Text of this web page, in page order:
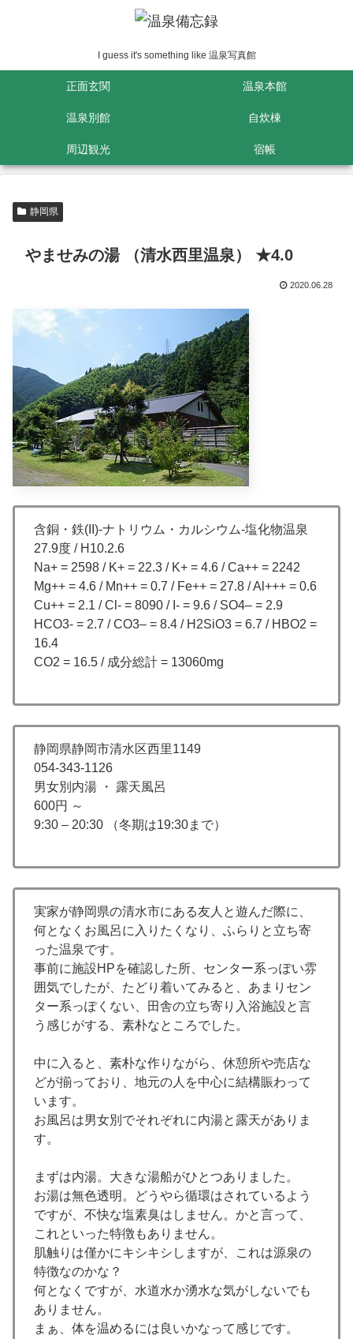
I guess it's something like 温泉写真館
正面玄関 温泉本館
温泉別館 自炊棟
周辺観光 宿帳
静岡県
やませみの湯 （清水西里温泉） ★4.0
2020.06.28
含銅・鉄(II)-ナトリウム・カルシウム-塩化物温泉
27.9度 / H10.2.6
Na+ = 2598 / K+ = 22.3 / K+ = 4.6 / Ca++ = 2242
Mg++ = 4.6 / Mn++ = 0.7 / Fe++ = 27.8 / Al+++ = 0.6
Cu++ = 2.1 / Cl- = 8090 / I- = 9.6 / SO4– = 2.9
HCO3- = 2.7 / CO3– = 8.4 / H2SiO3 = 6.7 / HBO2 =
16.4
CO2 = 16.5 / 成分総計 = 13060mg
静岡県静岡市清水区西里1149
054-343-1126
男女別内湯 ・ 露天風呂
600円 ～
9:30 – 20:30 （冬期は19:30まで）
実家が静岡県の清水市にある友人と遊んだ際に、
何となくお風呂に入りたくなり、ふらりと立ち寄
った温泉です。
事前に施設HPを確認した所、センター系っぽい雰
囲気でしたが、たどり着いてみると、あまりセン
ター系っぽくない、田舎の立ち寄り入浴施設と言
う感じがする、素朴なところでした。
中に入ると、素朴な作りながら、休憩所や売店な
どが揃っており、地元の人を中心に結構賑わって
います。
お風呂は男女別でそれぞれに内湯と露天がありま
す。
まずは内湯。大きな湯船がひとつありました。
お湯は無色透明。どうやら循環はされているよう
ですが、不快な塩素臭はしません。かと言って、
これといった特徴もありません。
肌触りは僅かにキシキシしますが、これは源泉の
特徴なのかな？
何となくですが、水道水か湧水な気がしないでも
ありません。
まぁ、体を温めるには良いかなって感じです。